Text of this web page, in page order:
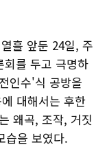
흘 앞둔 24일, 주
를 두고 극명하
인수'식 공방을
대해서는 후한
왜곡, 조작, 거짓
습을 보였다.